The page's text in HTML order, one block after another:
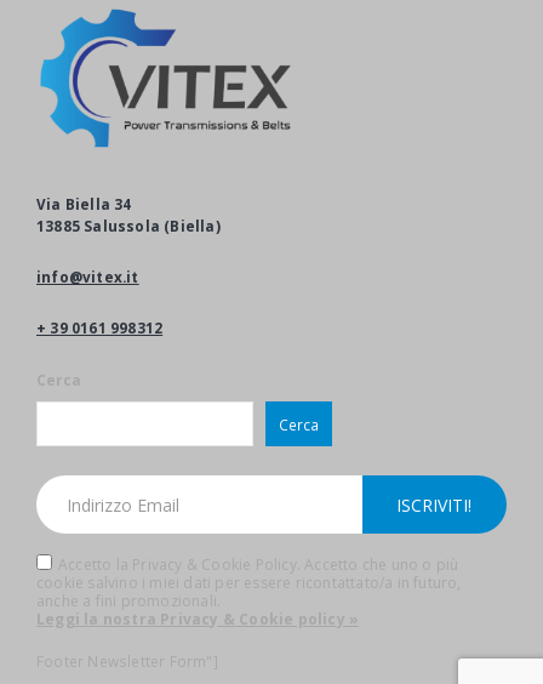
Via Biella 34
13885 Salussola (Biella)
info@vitex.it
+ 39 0161 998312
Cerca
Cerca
Accetto la Privacy & Cookie Policy. Accetto che uno o più
cookie salvino i miei dati per essere ricontattato/a in futuro,
anche a fini promozionali.
Leggi la nostra Privacy & Cookie policy »
Footer Newsletter Form"]